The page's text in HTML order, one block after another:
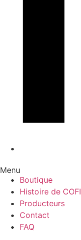
Menu
Boutique
Histoire de COFI
Producteurs
Contact
FAQ